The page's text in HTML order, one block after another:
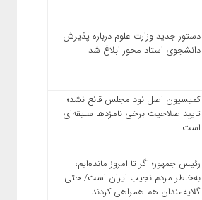
دستور جدید وزارت علوم درباره پذیرش
دانشجوی استاد محور ابلاغ شد
کمیسیون اصل نود مجلس قانع نشد؛
تایید صلاحیت برخی نامزدها سلیقه‌ای
است
رئیس‌ جمهور؛ اگر تا امروز مانده‌ایم،
به‌خاطر مردم نجیب ایران است/ حتی
گلایه‌مندان هم همراهی کردند